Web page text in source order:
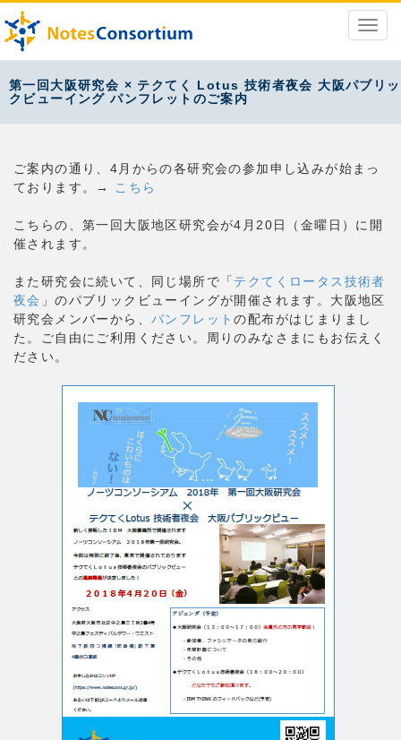
第一回大阪研究会 × テクてく Lotus 技術者夜会 大阪パブリッ
クビューイング パンフレットのご案内
ご案内の通り、4月からの各研究会の参加申し込みが始まっ
ております。→
こちら
こちらの、第一回大阪地区研究会が4月20日（金曜日）に開
催されます。
また研究会に続いて、同じ場所で「 テクてくロータス技術者
夜会 」のパブリックビューイングが開催されます。大阪地区
研究会メンバーから、 パンフレットの配布がはじまりまし
た。ご自由にご利用ください。周りのみなさまにもお伝えく
ださい。